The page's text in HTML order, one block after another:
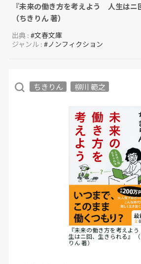
『未来の働き方を考えよう 人生はニ
（ちきりん 著）
出典 :#文春文庫
ジャンル :#ノンフィクション
ちきりん 柳川 範之
『未来の働き方を考えよ
生はニ回、生きられる』 （
りん 著）